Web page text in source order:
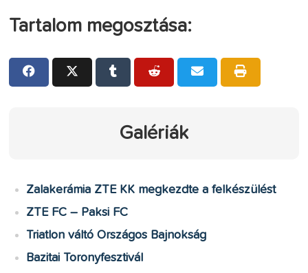
Tartalom megosztása:
Galériák
Zalakerámia ZTE KK megkezdte a felkészülést
ZTE FC – Paksi FC
Triatlon váltó Országos Bajnokság
Bazitai Toronyfesztivál